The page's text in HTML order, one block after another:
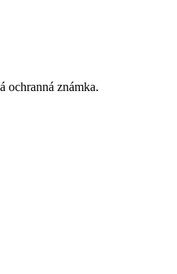
ochranná známka.